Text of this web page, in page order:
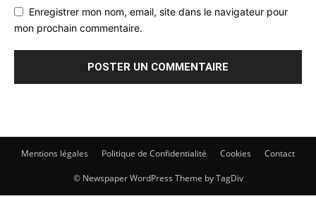
Enregistrer mon nom, email, site dans le navigateur pour
mon prochain commentaire.
Mentions légales Politique de Confidentialité Cookies Contact
© Newspaper WordPress Theme by TagDiv